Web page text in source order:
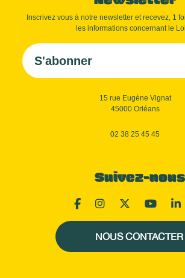
Inscrivez vous à notre newsletter et recevez, 1
les informations concernant le
S'abonner
15 rue Eugène Vignat
45000 Orléans
02 38 25 45 45
Suivez-nous
NOUS CONTACTER